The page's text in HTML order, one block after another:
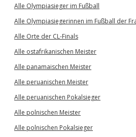
Alle Olympiasieger im Fußball
Alle Olympiasiegerinnen im Fußball der
Alle Orte der CL-Finals
Alle ostafrikanischen Meister
Alle panamaischen Meister
Alle peruanischen Meister
Alle peruanischen Pokalsieger
Alle polnischen Meister
Alle polnischen Pokalsieger